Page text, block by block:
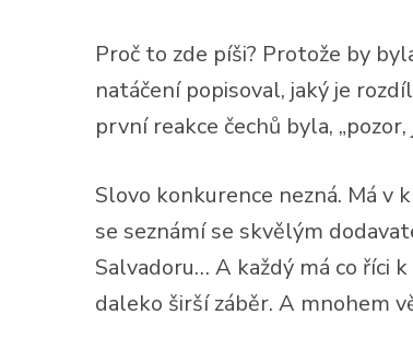
Proč to zde píši? Protože by
natáčení popisoval, jaký je
první reakce čechů byla,
Slovo konkurence nezná. Má v
se seznámí se skvělým
Salvadoru… A každý má co říci
daleko širší záběr. A mnohem